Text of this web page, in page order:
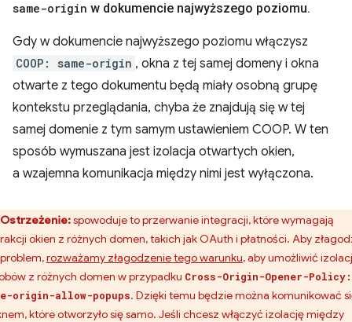
same-origin w dokumencie najwyższego poziomu.
Gdy w dokumencie najwyższego poziomu włączysz
COOP: same-origin , okna z tej samej domeny i okna
otwarte z tego dokumentu będą miały osobną grupę
kontekstu przeglądania, chyba że znajdują się w tej
samej domenie z tym samym ustawieniem COOP. W ten
sposób wymuszana jest izolacja otwartych okien,
a wzajemna komunikacja między nimi jest wyłączona.
Ostrzeżenie:spowoduje to przerwanie integracji, które wymagają
okien z różnych domen, takich jak OAuth i płatności. Aby
rozważamy złagodzenie tego warunku, aby umożliwić
z różnych domen w przypadku Cross-Origin-Opener-Policy:
origin-allow-popups. Dzięki temu będzie można komunikować
które otworzyło się samo. Jeśli chcesz włączyć izolację między